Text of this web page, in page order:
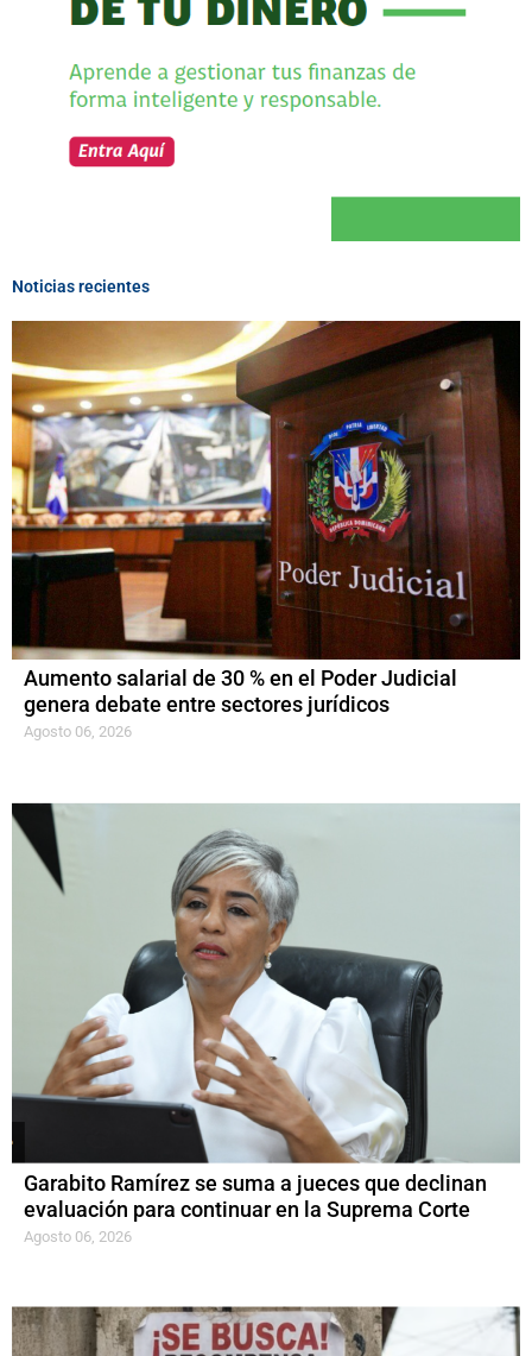
Noticias recientes
Aumento salarial de 30 % en el Poder Judicial
genera debate entre sectores jurídicos
Agosto 06, 2026
Garabito Ramírez se suma a jueces que declinan
evaluación para continuar en la Suprema Corte
Agosto 06, 2026